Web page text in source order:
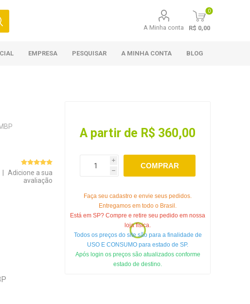
A Minha conta
0
R$ 0,00
EMPRESA PESQUISAR A MINHA CONTA BLOG
Adicione a sua
avaliação
A partir de R$ 360,00
i
h
COMPRAR
Faça seu cadastro e envie seus pedidos.
Entregamos em todo o Brasil.
Está em SP? Compre e retire seu pedido em nossa
loja física.
Todos os preços do site são para a finalidade de
USO E CONSUMO para estado de SP.
Após login os preços são atualizados conforme
estado de destino.